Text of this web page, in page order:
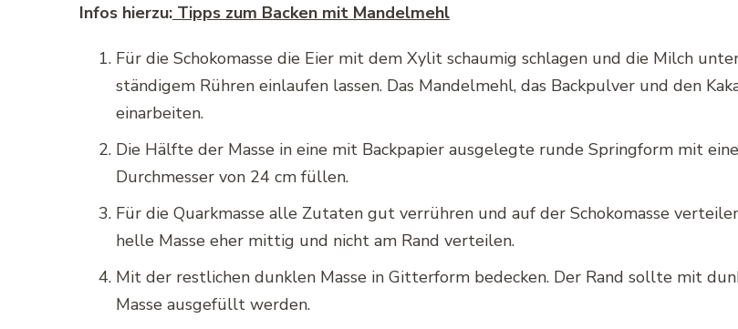
Infos hierzu: Tipps zum Backen mit Mandelmehl
Für die Schokomasse die Eier mit dem Xylit schaumig schlagen und die Milch
ständigem Rühren einlaufen lassen. Das Mandelmehl, das Backpulver und den
einarbeiten.
Die Hälfte der Masse in eine mit Backpapier ausgelegte runde Springform mit
Durchmesser von 24 cm füllen.
Für die Quarkmasse alle Zutaten gut verrühren und auf der Schokomasse
helle Masse eher mittig und nicht am Rand verteilen.
Mit der restlichen dunklen Masse in Gitterform bedecken. Der Rand sollte mit
Masse ausgefüllt werden.